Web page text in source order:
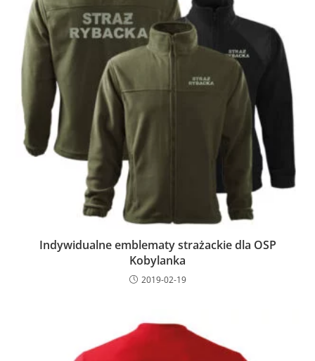
Indywidualne emblematy strażackie dla OSP
Kobylanka
2019-02-19